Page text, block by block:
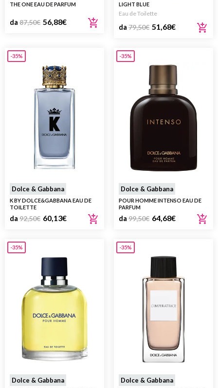
THE ONE EAU DE PARFUM
da 87,50€ 56,88€
LIGHT BLUE
Eau de Toilette
da 79,50€ 51,68€
-35%
Dolce & Gabbana
K BY DOLCE&GABBANA EAU DE
TOILETTE
da 92,50€ 60,13€
-35%
Dolce & Gabbana
POUR HOMME INTENSO EAU DE
PARFUM
da 99,50€ 64,68€
-35%
Dolce & Gabbana
-35%
Dolce & Gabbana